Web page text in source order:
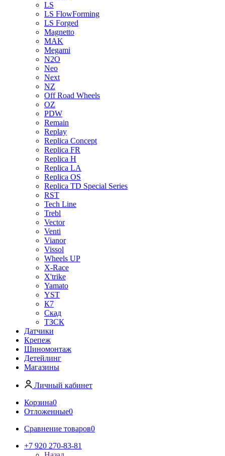
LS
LS FlowForming
LS Forged
Magnetto
MAK
Megami
N2O
Neo
Next
NZ
Off Road Wheels
OZ
PDW
Remain
Replay
Replica Concept
Replica FR
Replica H
Replica LA
Replica OS
Replica TD Special Series
RST
Tech Line
Trebl
Vector
Venti
Vianor
Vissol
Wheels UP
X-Race
X'trike
Yamato
YST
К7
Скад
ТЗСК
Датчики
Крепеж
Шиномонтаж
Детейлинг
Магазины
Личный кабинет
Корзина0
Отложенные0
Сравнение товаров0
+7 920 270-83-81